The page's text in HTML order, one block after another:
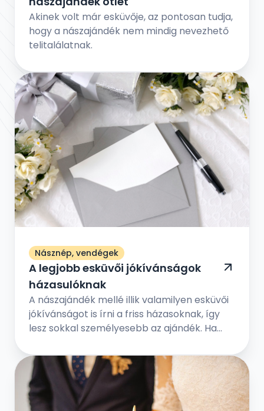
Akinek volt már esküvője, az pontosan tudja,
hogy a nászajándék nem mindig nevezhető
telitalálatnak.
Násznép, vendégek
A legjobb esküvői jókívánságok
házasulóknak
A nászajándék mellé illik valamilyen esküvői
jókívánságot is írni a friss házasoknak, így
lesz sokkal személyesebb az ajándék. Ha
foghatod személyesre is az esküvői
gratulációt. De ha nincs írói vénád, akkor
máshonnan is inspirálódhatsz.